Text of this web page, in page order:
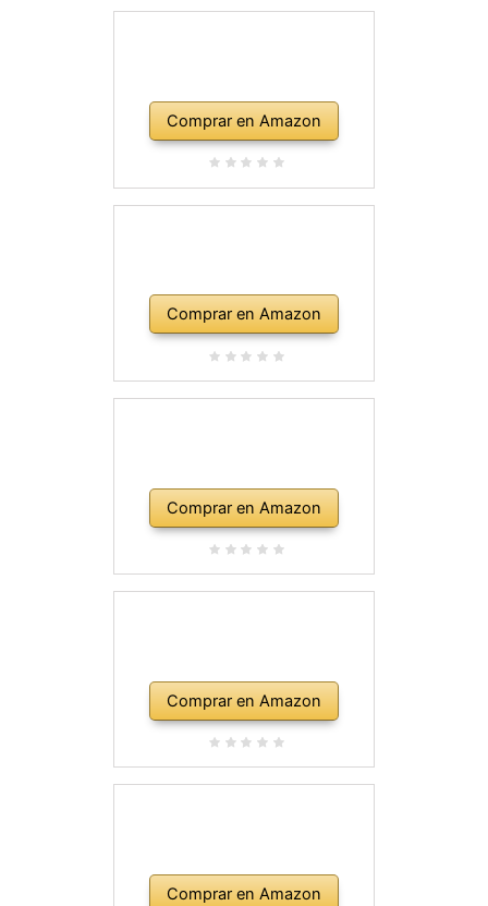
Comprar en Amazon
Comprar en Amazon
Comprar en Amazon
Comprar en Amazon
Comprar en Amazon